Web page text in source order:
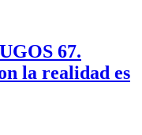
67.
la realidad es